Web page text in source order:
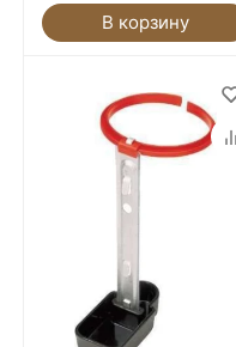
В корзину